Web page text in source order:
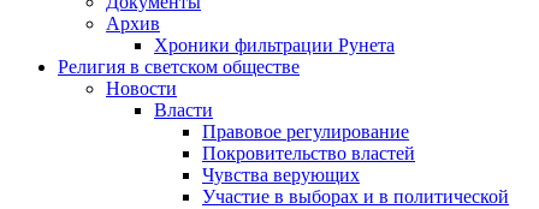
Архив
Хроники фильтрации Рунета
Религия в светском обществе
Новости
Власти
Правовое регулирование
Покровительство властей
Чувства верующих
Участие в выборах и в политической